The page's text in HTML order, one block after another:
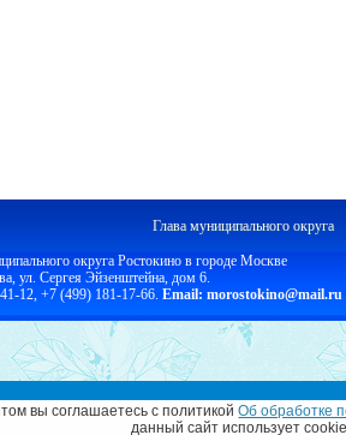
Глава муниципального округа
округа Ростокино в городе Москве
ул. Сергея Эйзенштейна, дом 6.
12, +7 (499) 181-17-66. Email: morostokino@mail.ru
вы соглашаетесь с политикойОб обработке
данный сайт использует